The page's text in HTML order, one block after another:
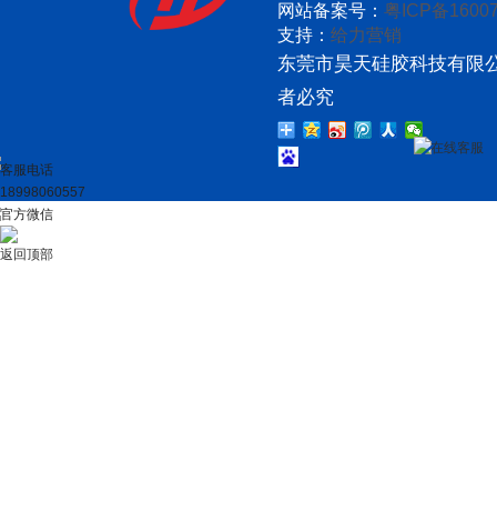
网站备案号： 粤ICP备
支持： 给力营销
东莞市昊天硅胶科技有限
者必究
在线客服
客服电话
18998060557
官方微信
返回顶部